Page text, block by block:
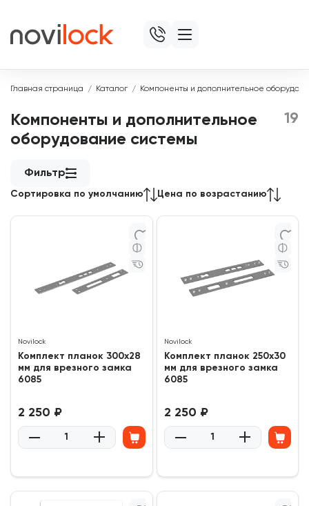
Главная страница Каталог Компоненты и дополнительное
Компоненты и дополнительное
оборудование системы
19
Сортировка по умолчанию Цена по возрастанию
Фильтр
Novilock
Комплект планок 300x28
мм для врезного замка
6085
2 250 ₽
Novilock
Комплект планок 250x30
мм для врезного замка
6085
2 250 ₽